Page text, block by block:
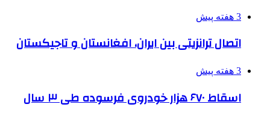
3 هفته پیش
اتصال ترانزیتی بین ایران، افغانستان و تاجیکستان
3 هفته پیش
اسقاط ۶۷۰ هزار خودروی فرسوده طی ۳ سال